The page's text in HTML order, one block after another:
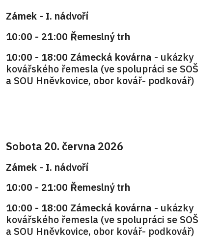
Zámek - I. nádvoří
10:00 - 21:00 Řemeslný trh
10:00 - 18:00 Zámecká kovárna - ukázky
kovářského řemesla (ve spolupráci se SOŠ
a SOU Hněvkovice, obor kovář- podkovář)
Sobota 20. června 2026
Zámek - I. nádvoří
10:00 - 21:00 Řemeslný trh
10:00 - 18:00 Zámecká kovárna - ukázky
kovářského řemesla (ve spolupráci se SOŠ
a SOU Hněvkovice, obor kovář- podkovář)